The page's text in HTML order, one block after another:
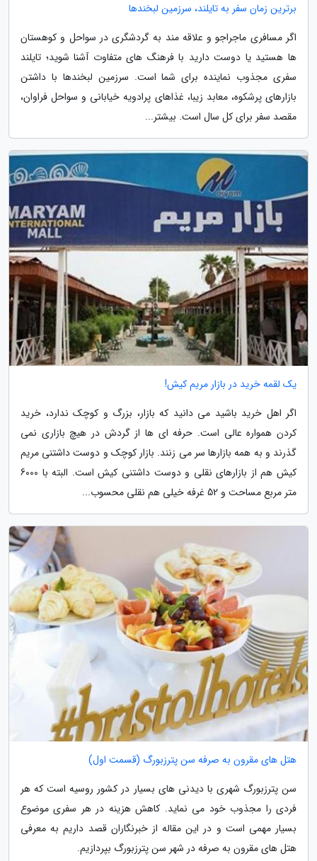
برترین زمان سفر به تایلند، سرزمین لبخندها
اگر مسافری ماجراجو و علاقه مند به گردشگری در سواحل و کوهستان
ها هستید یا دوست دارید با فرهنگ های متفاوت آشنا شوید؛ تایلند
سفری مجذوب نماینده برای شما است. سرزمین لبخندها با داشتن
بازارهای پرشکوه، معابد زیبا، غذاهای پرادویه خیابانی و سواحل فراوان،
مقصد سفر برای کل سال است. بیشتر...
یک لقمه خرید در بازار مریم کیش!
اگر اهل خرید باشید می دانید که بازار، بزرگ و کوچک ندارد، خرید
کردن همواره عالی است. حرفه ای ها از گردش در هیچ بازاری نمی
گذرند و به همه بازارها سر می زنند. بازار کوچک و دوست داشتنی مریم
کیش هم از بازارهای نقلی و دوست داشتنی کیش است. البته با 6000
متر مربع مساحت و 52 غرفه خیلی هم نقلی محسوب...
هتل های مقرون به صرفه سن پترزبورگ (قسمت اول)
سن پترزبورگ شهری با دیدنی های بسیار در کشور روسیه است که هر
فردی را مجذوب خود می نماید. کاهش هزینه در هر سفری موضوع
بسیار مهمی است و در این مقاله از خبرنگاران قصد داریم به معرفی
هتل های مقرون به صرفه در شهر سن پترزبورگ بپردازیم.